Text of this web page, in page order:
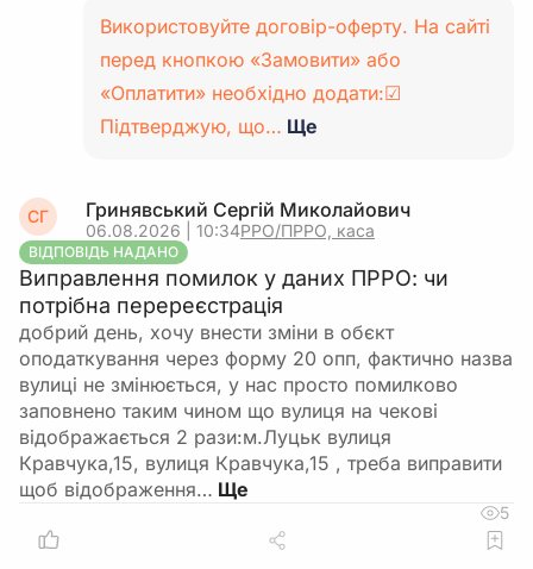
Використовуйте договір-оферту. На сайті
перед кнопкою «Замовити» або
«Оплатити» необхідно додати:☑
Підтверджую, що… Ще
СГ Гринявський Сергій Миколайович
06.08.2026 | 10:34РРО/ПРРО, каса
ВІДПОВІДЬ НАДАНО
Виправлення помилок у даних ПРРО: чи
потрібна перереєстрація
добрий день, хочу внести зміни в обєкт
оподаткування через форму 20 опп, фактично назва
вулиці не змінюється, у нас просто помилково
заповнено таким чином що вулиця на чекові
відображається 2 рази:м.Луцьк вулиця
Кравчука,15, вулиця Кравчука,15 , треба виправити
щоб відображення…
5